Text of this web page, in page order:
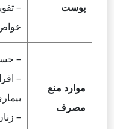
پوست
–
موارد منع
مصرف
–
–
–